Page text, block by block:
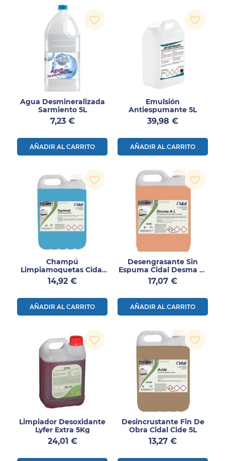
Agua Desmineralizada
Sarmiento 5L
Precio
7,23 €
AÑADIR AL CARRITO
favorite_border
Emulsión
Antiespumante 5L
Precio
39,98 €
AÑADIR AL CARRITO
favorite_border
Champú
Limpiamoquetas Cidal
Tapimok 5L
Precio
14,92 €
AÑADIR AL CARRITO
favorite_border
Desengrasante Sin
Espuma Cidal Desma A-
L 5L
Precio
17,07 €
AÑADIR AL CARRITO
favorite_border
Limpiador Desoxidante
Lyfer Extra 5Kg
Precio
24,01 €
favorite_border
Desincrustante Fin De
Obra Cidal Cide 5L
Precio
13,27 €
favorite_border